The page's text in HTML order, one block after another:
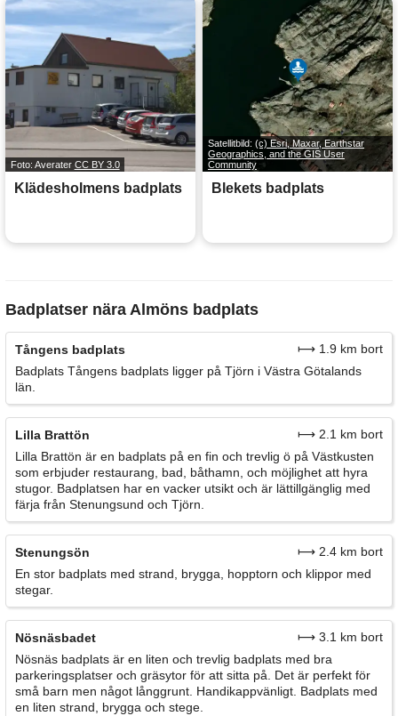
Foto: Averater CC BY 3.0
Klädesholmens badplats
Satellitbild: (c) Esri, Maxar, Earthstar
Geographics, and the GIS User
Community
Blekets badplats
Badplatser nära Almöns badplats
Tångens badplats
⟼ 1.9 km bort
Badplats Tångens badplats ligger på Tjörn i Västra Götalands
län.
Lilla Brattön
⟼ 2.1 km bort
Lilla Brattön är en badplats på en fin och trevlig ö på Västkusten
som erbjuder restaurang, bad, båthamn, och möjlighet att hyra
stugor. Badplatsen har en vacker utsikt och är lättillgänglig med
färja från Stenungsund och Tjörn.
Stenungsön
⟼ 2.4 km bort
En stor badplats med strand, brygga, hopptorn och klippor med
stegar.
Nösnäsbadet
⟼ 3.1 km bort
Nösnäs badplats är en liten och trevlig badplats med bra
parkeringsplatser och gräsytor för att sitta på. Det är perfekt för
små barn men något långgrunt. Handikappvänligt. Badplats med
en liten strand, brygga och stege.